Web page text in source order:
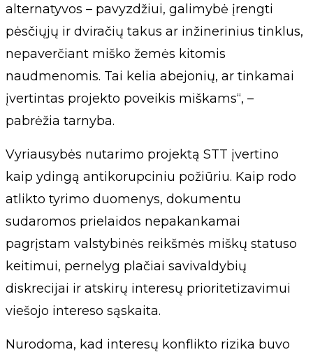
alternatyvos – pavyzdžiui, galimybė įrengti
pėsčiųjų ir dviračių takus ar inžinerinius tinklus,
nepaverčiant miško žemės kitomis
naudmenomis. Tai kelia abejonių, ar tinkamai
įvertintas projekto poveikis miškams“, –
pabrėžia tarnyba.
Vyriausybės nutarimo projektą STT įvertino
kaip ydingą antikorupciniu požiūriu. Kaip rodo
atlikto tyrimo duomenys, dokumentu
sudaromos prielaidos nepakankamai
pagrįstam valstybinės reikšmės miškų statuso
keitimui, pernelyg plačiai savivaldybių
diskrecijai ir atskirų interesų prioritetizavimui
viešojo intereso sąskaita.
Nurodoma, kad interesų konflikto rizika buvo